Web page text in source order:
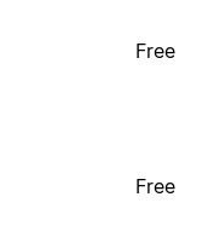
Free
Free